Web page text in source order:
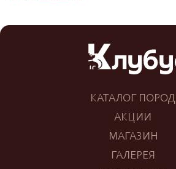
КАТАЛОГ ПОРОД
АКЦИИ
МАГАЗИН
ГАЛЕРЕЯ